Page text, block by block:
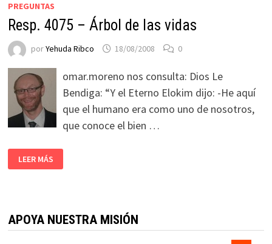
PREGUNTAS
Resp. 4075 – Árbol de las vidas
porYehuda Ribco 18/08/2008 0
omar.moreno nos consulta: Dios Le
Bendiga: “Y el Eterno Elokim dijo: -He aquí
que el humano era como uno de nosotros,
que conoce el bien …
LEER MÁS
APOYA NUESTRA MISIÓN